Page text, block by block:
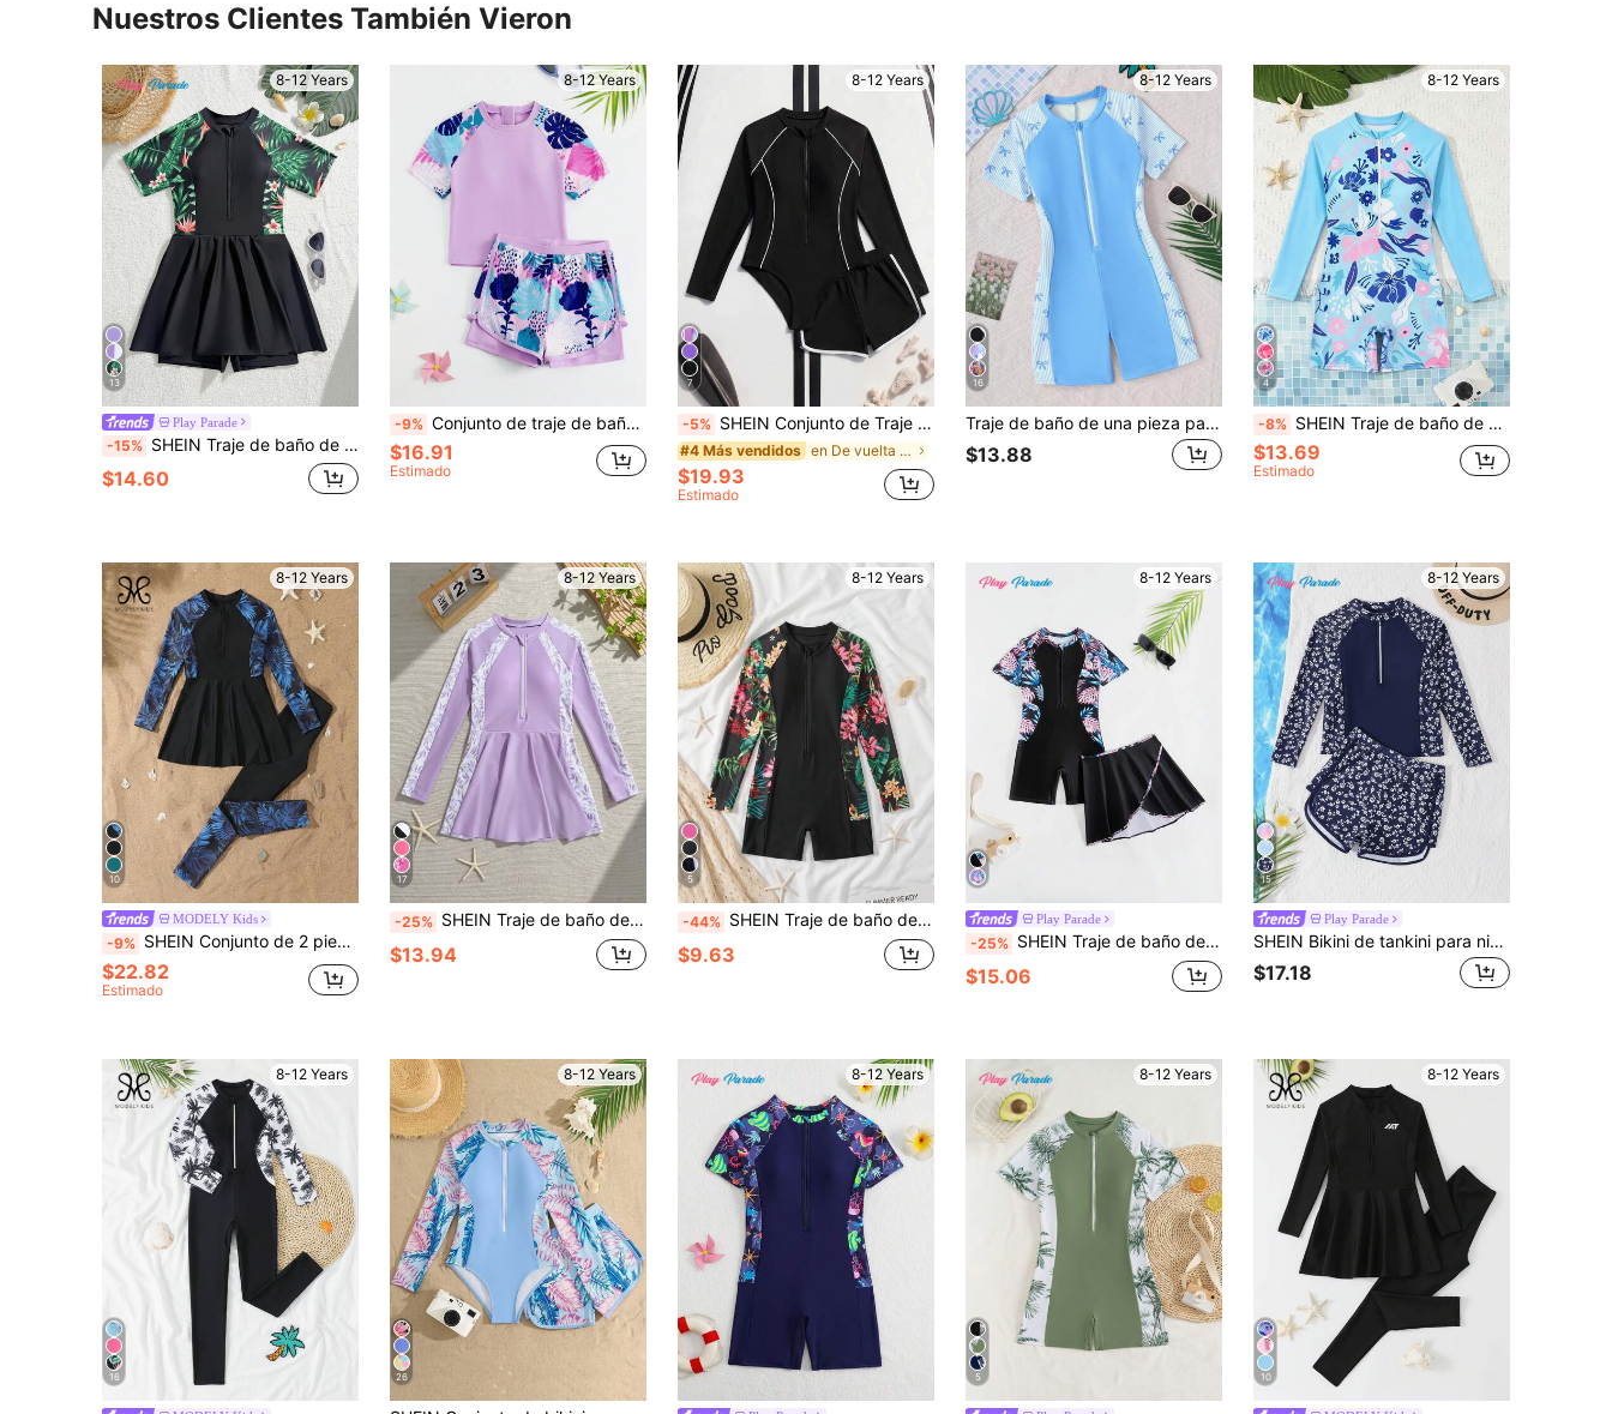
Nuestros Clientes También Vieron
8-12 Years
13
Play Parade
-15% SHEIN Traje de baño de una pieza para niñas preadolescentes 2026, con estampado floral negro, elegante y vivo, adecuado para nadar, ir a la playa, la piscina, sesiones de fotos, regalo
$14.60
8-12 Years
-9% Conjunto de traje de baño de 2 piezas para niña preadolescente, compuesto por shorts deportivos de malla transpirable de doble capa y parte superior de manga corta (estampado aleatorio)
$16.91
Estimado
8-12 Years
7
-5% SHEIN Conjunto de Traje de Baño para Niñas Preadolescentes Nueva Moda, Estampado de Patchwork, Estampado Botánico Tropical, Bikini para Niñas con Camiseta de Protección Solar de Manga Larga, Traje de Baño de 2 Piezas con Camiseta de Protección Solar de Manga Larga y Pantalones Cortos con Cremallera para Niñas Preadolescentes, Conjunto de Traje de Baño Modesto para Niñas Preadolescentes, Ropa de Resort para Niñas con Camiseta de Protección Solar de Manga Larga y Pantalones Cortos
#4 Más vendidos en De vuelta a la escuela Ropa de playa para niñas
$19.93
Estimado
8-12 Years
16
Traje de baño de una pieza para niñas preadolescentes, estilo casual para vacaciones de verano en la playa, negro con patchwork, estampado de lazo rosa, con cremallera, manga raglán a rayas, manga corta, rosa, con protección solar, estilo conservador, ropa de baño para niñas
$13.88
8-12 Years
4
-8% SHEIN Traje de baño de una pieza con cuello redondo, manga larga y media cremallera con estampado floral para niña preadolescente, lindo para vacaciones en la playa
$13.69
Estimado
8-12 Years
10
MODELY Kids
-9% SHEIN Conjunto de 2 piezas de biquini para niñas preadolescentes: Top tipo chaleco sin mangas con estampado floral, cierre con cremallera; Bottom: Falda negra con estampado floral de retazos, traje de baño de dos piezas
$22.82
Estimado
8-12 Years
17
-25% SHEIN Traje de baño de una pieza casual para vacaciones de niña preadolescente con estampado de plantas tropicales, con bragas de triángulo y falda de baño, para piscina
$13.94
8-12 Years
5
-44% SHEIN Traje de baño de una pieza de manga corta ajustado con estampado de plantas tropicales para niñas preadolescentes, ideal para vacaciones, viajes de primavera/verano, playa y resort, color negro
$9.63
8-12 Years
Play Parade
-25% SHEIN Traje de baño de una pieza con estampado floral azul, cierre delantero y mangas raglán, con falda, adecuado para la playa, vacaciones, parque acuático, surf
$15.06
8-12 Years
15
Play Parade
SHEIN Bikini de tankini para niñas preadolescentes, top corto sin mangas de tela de punto a rayas rosa con lazo, shorts con cremallera, elegante y casual, adecuado para nadar, vacaciones de verano, playa, piscina, fiestas
$17.18
8-12 Years
16
8-12 Years
26
8-12 Years 8-12 Years
5
8-12 Years
10